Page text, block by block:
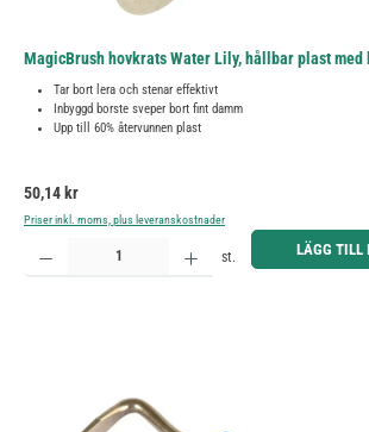
MagicBrush hovkrats Water Lily, hållbar plast med
Tar bort lera och stenar effektivt
Inbyggd borste sveper bort fint damm
Upp till 60% återvunnen plast
Ordinarie pris:
50,14 kr
Priser inkl. moms, plus leveranskostnader
Produktkvantitet: Ange önskat belopp eller använd knapparna för
st. LÄGG TILL